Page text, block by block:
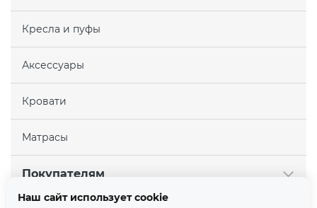
Кресла и пуфы
Аксессуары
Кровати
Матрасы
Покупателям
Наш сайт использует cookie